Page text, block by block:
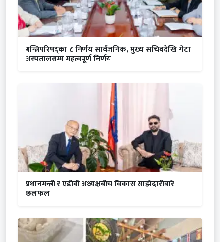
मन्त्रिपरिषद्का ८ निर्णय सार्वजनिक, मुख्य सचिवदेखि गेटा
अस्पतालसम्म महत्वपूर्ण निर्णय
प्रधानमन्त्री र एडीबी अध्यक्षबीच विकास साझेदारीबारे
छलफल